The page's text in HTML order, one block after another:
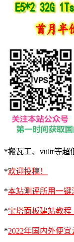
*搬瓦工、vultr等超
*欢迎投稿！
*本站测评所用一键
*宝塔面板建站教程
*2022年国内外便宜